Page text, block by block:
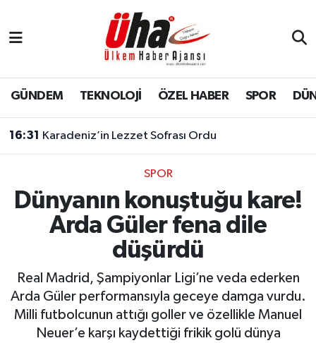
GÜNDEM TEKNOLOJİ ÖZEL HABER SPOR
16:31 Karadeniz’in Lezzet Sofrası Ordu
SPOR
Dünyanın konuştuğu kare!
Arda Güler fena dile
düşürdü
Real Madrid, Şampiyonlar Ligi’ne veda ederken
Arda Güler performansıyla geceye damga vurdu.
Milli futbolcunun attığı goller ve özellikle Manuel
Neuer’e karşı kaydettiği frikik golü dünya
İstanbul Nöbetçi Eczaneler
İstanbul Hava Durumu
Süper Lig Puan Durumu ve Fikstür
Tüm Manşetler
Haber Arşivi